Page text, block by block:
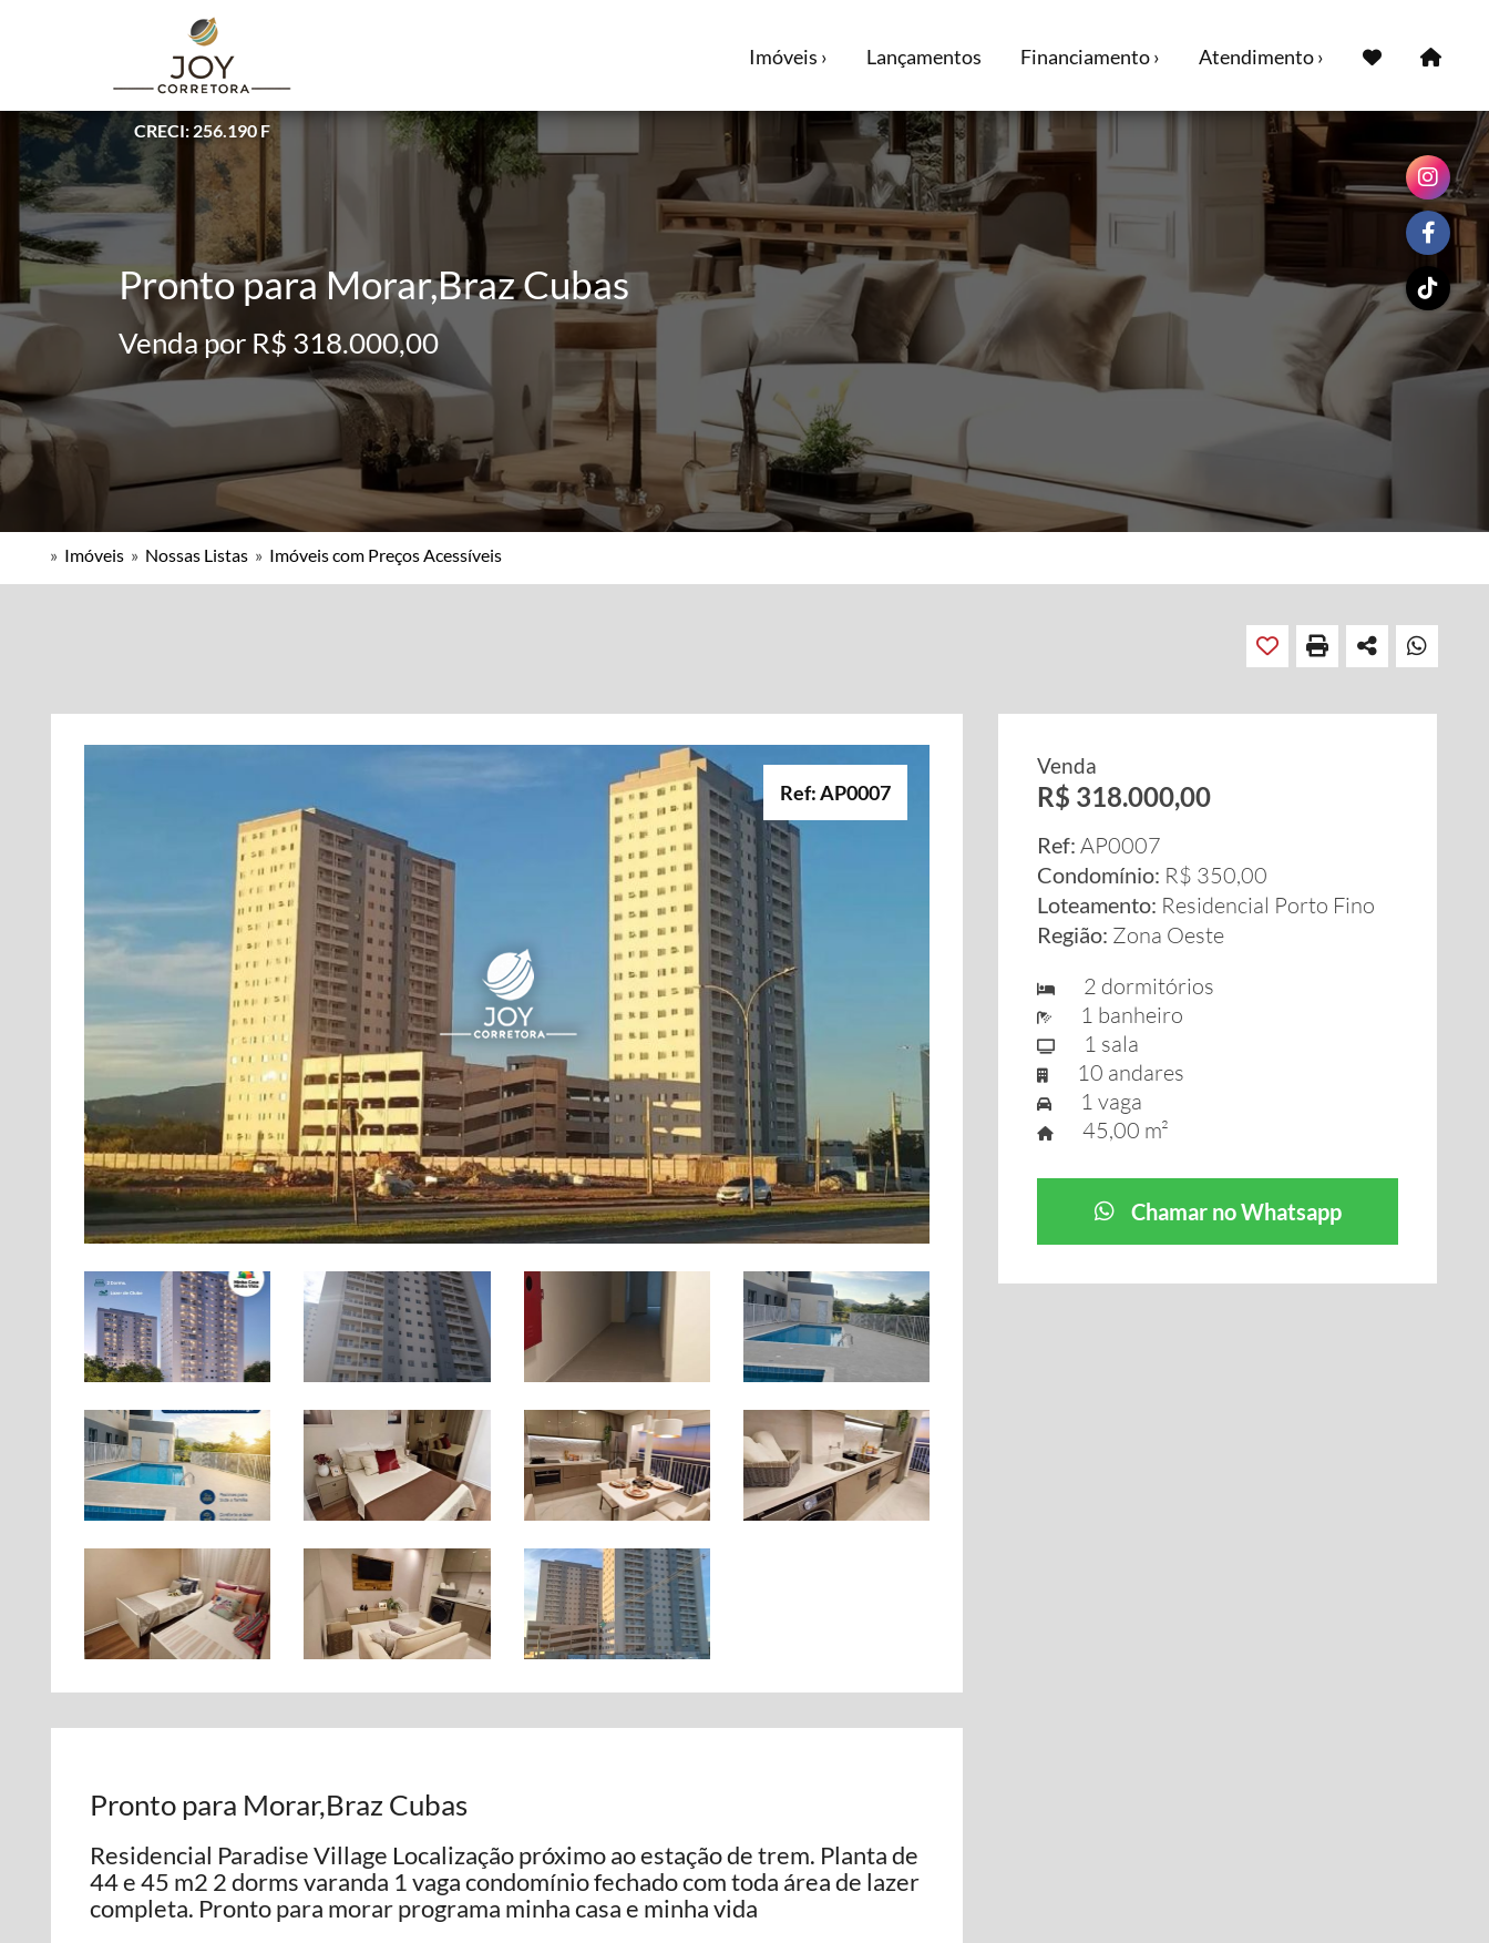
CRECI: 256.190 F
Imóveis › Lançamentos Financiamento › Atendimento ›
Pronto para Morar,Braz Cubas
Venda por R$ 318.000,00
» Imóveis » Nossas Listas » Imóveis com Preços Acessíveis
Ref: AP0007
Pronto para Morar,Braz Cubas
Residencial Paradise Village Localização próximo ao estação de trem. Planta de
44 e 45 m2 2 dorms varanda 1 vaga condomínio fechado com toda área de lazer
completa. Pronto para morar programa minha casa e minha vida
Venda
R$ 318.000,00
Ref: AP0007
Condomínio: R$ 350,00
Loteamento: Residencial Porto Fino
Região: Zona Oeste
2 dormitórios
1 banheiro
1 sala
10 andares
1 vaga
45,00 m²
Chamar no Whatsapp